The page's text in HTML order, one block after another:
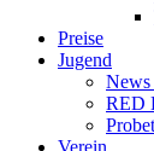
Preise
Jugend
News
RED
Verein